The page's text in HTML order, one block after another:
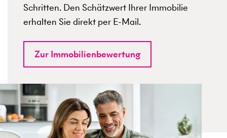
Schritten. Den Schätzwert Ihrer Immobilie
erhalten Sie direkt per E-Mail.
Zur Immobilienbewertung